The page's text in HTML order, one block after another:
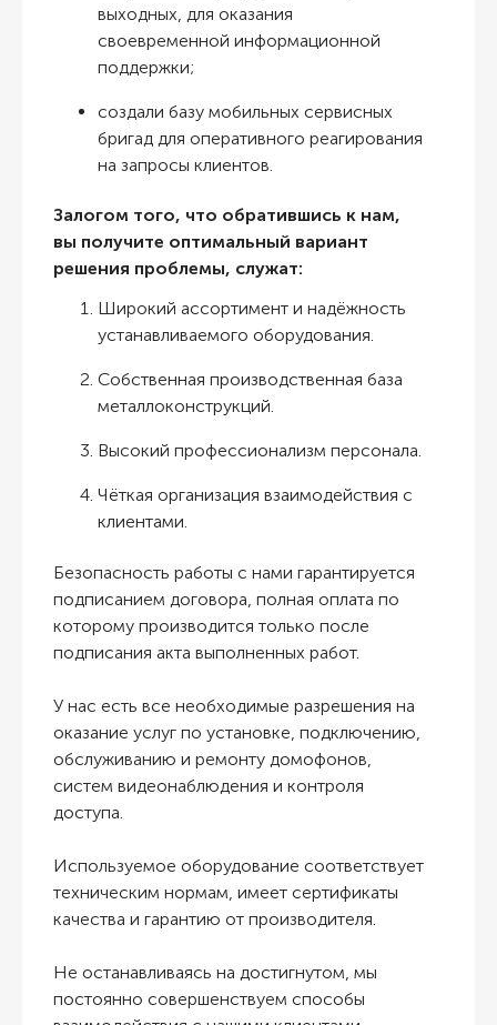
выходных, для оказания
своевременной информационной
поддержки;
создали базу мобильных сервисных
бригад для оперативного реагирования
на запросы клиентов.
Залогом того, что обратившись к нам,
вы получите оптимальный вариант
решения проблемы, служат:
Широкий ассортимент и надёжность
устанавливаемого оборудования.
Собственная производственная база
металлоконструкций.
Высокий профессионализм персонала.
Чёткая организация взаимодействия с
клиентами.
Безопасность работы с нами гарантируется
подписанием договора, полная оплата по
которому производится только после
подписания акта выполненных работ.
У нас есть все необходимые разрешения на
оказание услуг по установке, подключению,
обслуживанию и ремонту домофонов,
систем видеонаблюдения и контроля
доступа.
Используемое оборудование соответствует
техническим нормам, имеет сертификаты
качества и гарантию от производителя.
Не останавливаясь на достигнутом, мы
постоянно совершенствуем способы